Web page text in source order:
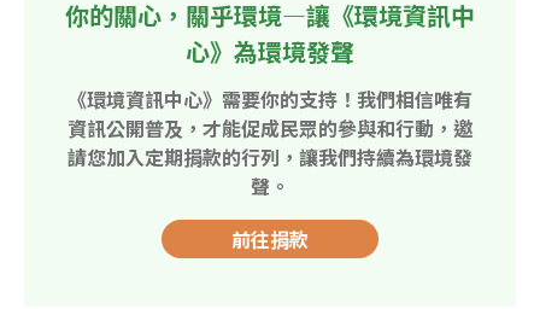
你的關心，關乎環境—讓《環境資訊中
心》為環境發聲
《環境資訊中心》需要你的支持！我們相信唯有
資訊公開普及，才能促成民眾的參與和行動，邀
請您加入定期捐款的行列，讓我們持續為環境發
聲。
前往捐款